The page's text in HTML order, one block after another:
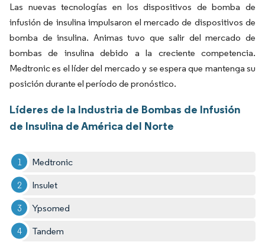
Las nuevas tecnologías en los dispositivos de bomba de
infusión de insulina impulsaron el mercado de dispositivos de
bomba de insulina. Animas tuvo que salir del mercado de
bombas de insulina debido a la creciente competencia.
Medtronic es el líder del mercado y se espera que mantenga su
posición durante el período de pronóstico.
Líderes de la Industria de Bombas de Infusión
de Insulina de América del Norte
Medtronic
Insulet
Ypsomed
Tandem